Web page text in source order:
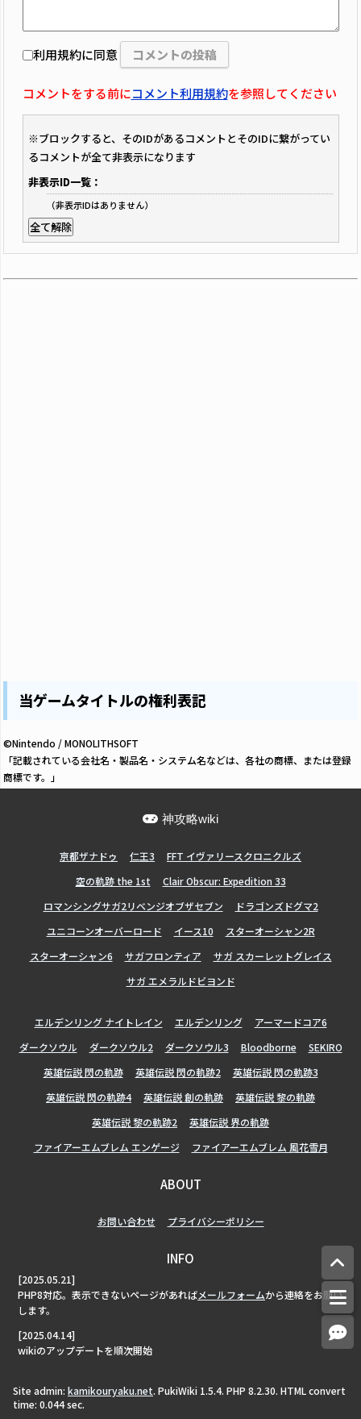
利用規約に同意
コメントをする前にコメント利用規約を参照してください
※ブロックすると、そのIDがあるコメントとそのIDに繋がってい
るコメントが全て非表示になります
非表示ID一覧：
（非表示IDはありません）
全て解除
当ゲームタイトルの権利表記
©Nintendo / MONOLITHSOFT
「記載されている会社名・製品名・システム名などは、各社の商標、または登録
商標です。」
神攻略wiki
亰都ザナドゥ 仁王3
FFT イヴァリースクロニクルズ
空の軌跡 the 1st
Clair Obscur: Expedition 33
ロマンシングサガ2リベンジオブザセブン
ドラゴンズドグマ2
ユニコーンオーバーロード
イース10
スターオーシャン2R
スターオーシャン6
サガフロンティア
サガ スカーレットグレイス
サガ エメラルドビヨンド
エルデンリング ナイトレイン エルデンリング
アーマードコア6
ダークソウル
ダークソウル2 ダークソウル3 Bloodborne
SEKIRO
英雄伝説 閃の軌跡
英雄伝説 閃の軌跡2
英雄伝説 閃の軌跡3
英雄伝説 閃の軌跡4
英雄伝説 創の軌跡
英雄伝説 黎の軌跡
英雄伝説 黎の軌跡2
英雄伝説 界の軌跡
ファイアーエムブレム エンゲージ
ファイアーエムブレム 風花雪月
ABOUT
お問い合わせ プライバシーポリシー
INFO
[2025.05.21]
PHP8対応。表示できないページがあればメールフォームから連絡をお願い
します。
[2025.04.14]
wikiのアップデートを順次開始
Site admin: kamikouryaku.net. PukiWiki 1.5.4. PHP 8.2.30. HTML convert
time: 0.044 sec.